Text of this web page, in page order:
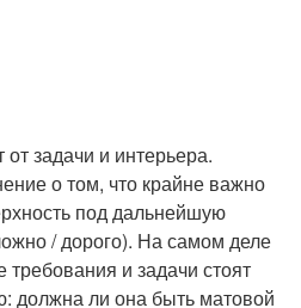
задачи и интерьера.
о том, что крайне важно
под дальнейшую
/ дорого). На самом деле
требования и задачи стоят
должна ли она быть матовой